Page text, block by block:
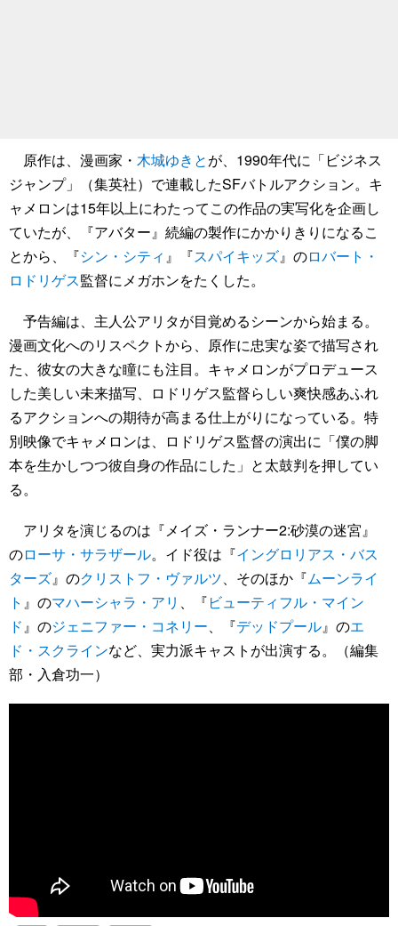
原作は、漫画家・ 木城ゆきとが、1990年代に「ビジネス
ジャンプ」（集英社）で連載したSFバトルアクション。キ
ャメロンは15年以上にわたってこの作品の実写化を企画し
ていたが、『アバター』続編の製作にかかりきりになるこ
とから、『シン・シティ 』『スパイキッズ』のロバート・
ロドリゲス監督にメガホンをたくした。
予告編は、主人公アリタが目覚めるシーンから始まる。
漫画文化へのリスペクトから、原作に忠実な姿で描写され
た、彼女の大きな瞳にも注目。キャメロンがプロデュース
した美しい未来描写、ロドリゲス監督らしい爽快感あふれ
るアクションへの期待が高まる仕上がりになっている。特
別映像でキャメロンは、ロドリゲス監督の演出に「僕の脚
本を生かしつつ彼自身の作品にした」と太鼓判を押してい
る。
アリタを演じるのは『メイズ・ランナー2:砂漠の迷宮』
のローサ・サラザール。イド役は『イングロリアス・バス
ターズ』のクリストフ・ヴァルツ、そのほか『ムーンライ
ト 』のマハーシャラ・アリ 、『ビューティフル・マイン
ド』のジェニファー・コネリー、『デッドプール』のエ
ド・スクラインなど、実力派キャストが出演する。（編集
部・入倉功一）